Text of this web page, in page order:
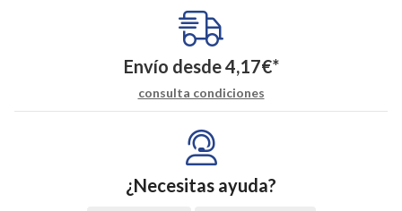
Envío desde4,17€*
consulta condiciones
¿Necesitas ayuda?